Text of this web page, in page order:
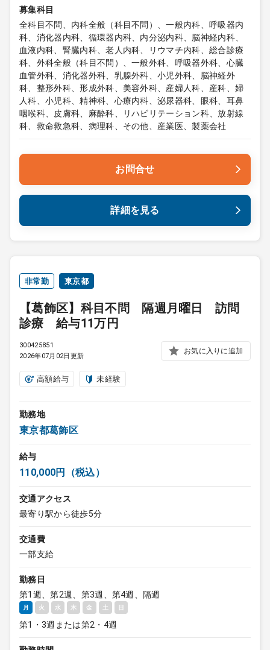
募集科目
全科目不問、内科全般（科目不問）、一般内科、呼吸器内
科、消化器内科、循環器内科、内分泌内科、脳神経内科、
血液内科、腎臓内科、老人内科、リウマチ内科、総合診療
科、外科全般（科目不問）、一般外科、呼吸器外科、心臓
血管外科、消化器外科、乳腺外科、小児外科、脳神経外
科、整形外科、形成外科、美容外科、産婦人科、産科、婦
人科、小児科、精神科、心療内科、泌尿器科、眼科、耳鼻
咽喉科、皮膚科、麻酔科、リハビリテーション科、放射線
科、救命救急科、病理科、その他、産業医、製薬会社
お問合せ
詳細を見る
非常勤 東京都
【葛飾区】科目不問 隔週月曜日 訪問
診療 給与11万円
300425851
2026年07月02日更新
お気に入りに追加
高額給与 未経験
勤務地
東京都葛飾区
給与
110,000円（税込）
交通アクセス
最寄り駅から徒歩5分
交通費
一部支給
勤務日
第1週、第2週、第3週、第4週、隔週
月 火 水 木 金 土 日
第1・3週または第2・4週